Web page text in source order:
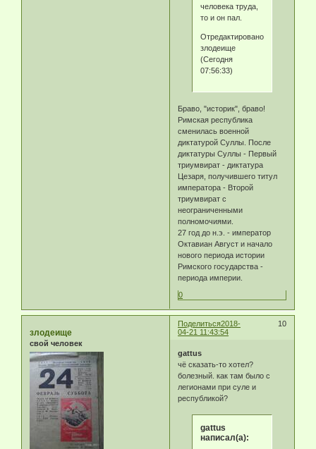
человека труда,
то и он пал.
Отредактировано
злодеище
(Сегодня
07:56:33)
Браво, "историк", браво!
Римская республика
сменилась военной
диктатурой Суллы. После
диктатуры Суллы - Первый
триумвират - диктатура
Цезаря, получившего титул
императора - Второй
триумвират с
неограниченными
полномочиями.
27 год до н.э. - император
Октавиан Август и начало
нового периода истории
Римского государства -
периода империи.
0
Поделиться 10
2018-
04-21 11:43:54
злодеище
свой человек
gattus
чё сказать-то хотел?
болезный. как там было с
легионами при суле и
республикой?
gattus
написал(а):